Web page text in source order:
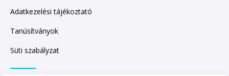
Adatkezelési tájékoztató
Tanúsítványok
Süti szabályzat